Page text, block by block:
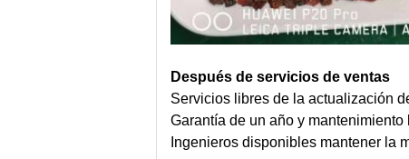
Después de servicios de ventas
Servicios libres de la actualización
Garantía de un año y mantenimiento
Ingenieros disponibles mantener la